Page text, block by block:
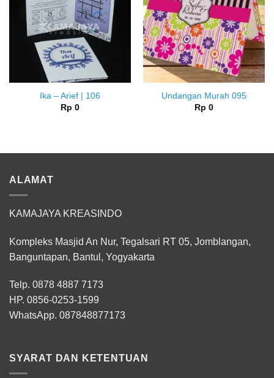
Ika – Arief | 106
Rp 0
Undangan Murah 095
Rp 0
ALAMAT
KAMAJAYA KREASINDO
Kompleks Masjid An Nur, Tegalsari RT 05, Jomblangan,
Banguntapan, Bantul, Yogyakarta
Telp. 0878 4887 7173
HP. 0856-0253-1599
WhatsApp. 087848877173
SYARAT DAN KETENTUAN